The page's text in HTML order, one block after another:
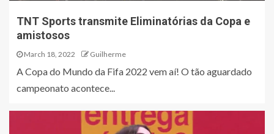
TNT Sports transmite Eliminatórias da Copa e
amistosos
March 18, 2022 Guilherme
A Copa do Mundo da Fifa 2022 vem aí! O tão aguardado
campeonato acontece...